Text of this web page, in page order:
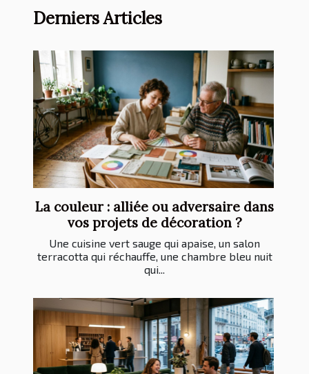
Derniers Articles
La couleur : alliée ou adversaire dans
vos projets de décoration ?
Une cuisine vert sauge qui apaise, un salon
terracotta qui réchauffe, une chambre bleu nuit
qui...